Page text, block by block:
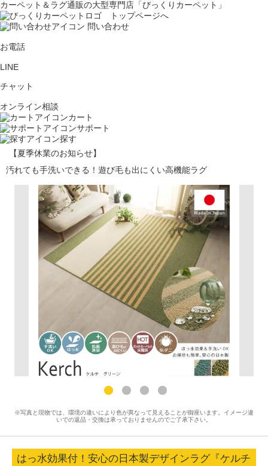
カーペット＆ラグ通販の大型専門店「びっくりカーペット」
問い合わせ
お電話
LINE
チャット
オンライン相談
カート
サポート
探す
【夏季休業のお知らせ】
汚れても手洗いできる！遊び毛も出にくい高機能ラグ
※写真と現物では、環境の違いにより色が異なって見えることが御座います。イメージ違
いでの返品・交換は承っておりませんのでご了承下さい。
はっ水効果付！安心の日本製デザインラグ『ケルチ